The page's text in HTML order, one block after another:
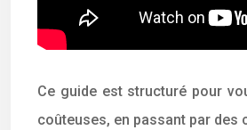
Ce guide est structuré pour
coûteuses, en passant par